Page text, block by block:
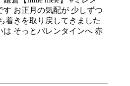
す お正月の気配が 少しずつ
着きを取り戻してきました
は そっとバレンタインへ 赤